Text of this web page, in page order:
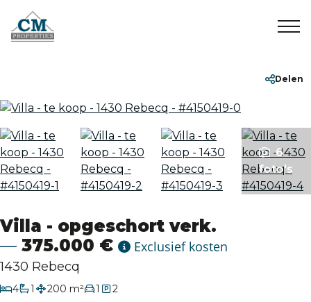
Te koop
Te huur
Over ons
Contact
Villa - opgeschort verk.
375.000 €
Exclusief kosten
1430 Rebecq
4slaapkamers
1
badkamer200 m² 1 2
Delen
6
foto's